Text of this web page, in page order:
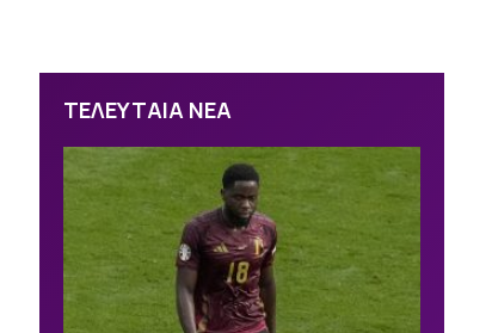
ΤΕΛΕΥΤΑΙΑ ΝΕΑ